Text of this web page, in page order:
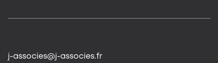
j-associes@j-associes.fr